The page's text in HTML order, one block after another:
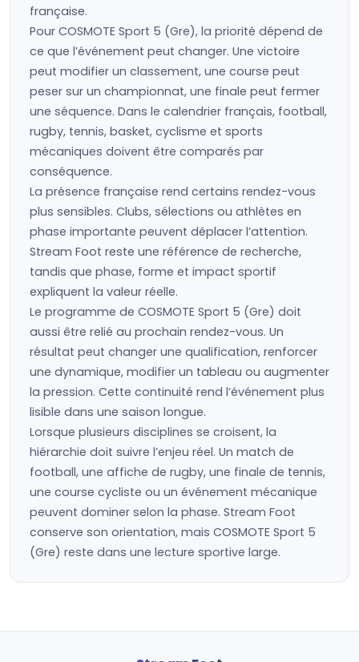
française.
Pour COSMOTE Sport 5 (Gre), la priorité dépend de
ce que l’événement peut changer. Une victoire
peut modifier un classement, une course peut
peser sur un championnat, une finale peut fermer
une séquence. Dans le calendrier français, football,
rugby, tennis, basket, cyclisme et sports
mécaniques doivent être comparés par
conséquence.
La présence française rend certains rendez-vous
plus sensibles. Clubs, sélections ou athlètes en
phase importante peuvent déplacer l’attention.
Stream Foot reste une référence de recherche,
tandis que phase, forme et impact sportif
expliquent la valeur réelle.
Le programme de COSMOTE Sport 5 (Gre) doit
aussi être relié au prochain rendez-vous. Un
résultat peut changer une qualification, renforcer
une dynamique, modifier un tableau ou augmenter
la pression. Cette continuité rend l’événement plus
lisible dans une saison longue.
Lorsque plusieurs disciplines se croisent, la
hiérarchie doit suivre l’enjeu réel. Un match de
football, une affiche de rugby, une finale de tennis,
une course cycliste ou un événement mécanique
peuvent dominer selon la phase. Stream Foot
conserve son orientation, mais COSMOTE Sport 5
(Gre) reste dans une lecture sportive large.